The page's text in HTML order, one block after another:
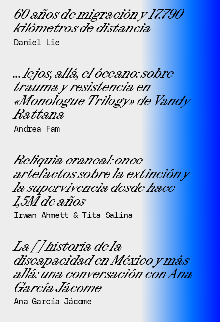
60 años de migración y 17.790
kilómetros de distancia
Daniel Lie
... lejos, allá, el óceano: sobre
trauma y resistencia en
«Monologue Trilogy» de Vandy
Rattana
Andrea Fam
Reliquia craneal: once
artefactos sobre la extinción y
la supervivencia desde hace
1,5M de años
Irwan Ahmett & Tita Salina
La [ ] historia de la
discapacidad en México y más
allá: una conversación con Ana
García Jácome
Ana García Jácome